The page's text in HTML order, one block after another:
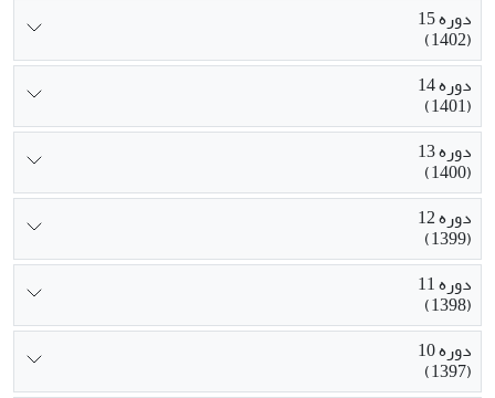
دوره 15
(1402)
دوره 14
(1401)
دوره 13
(1400)
دوره 12
(1399)
دوره 11
(1398)
دوره 10
(1397)